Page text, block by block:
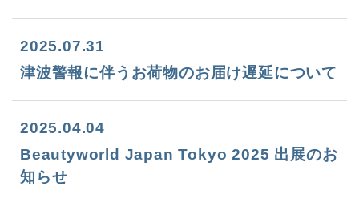
2025.07.31
津波警報に伴うお荷物のお届け遅延について
2025.04.04
Beautyworld Japan Tokyo 2025 出展のお
知らせ